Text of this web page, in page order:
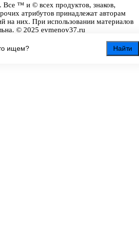
Найти
™ и © всех продуктов, знаков,
атрибутов принадлежат авторам
на них. При использовании материалов
© 2025 evmenov37.ru